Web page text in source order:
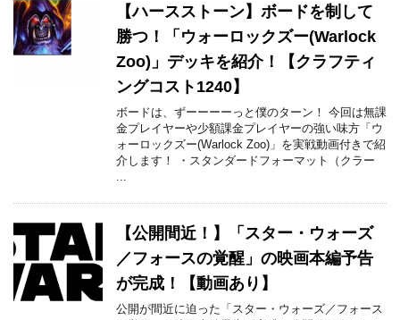
【ハースストーン】ボードを制して
勝つ！「ウォーロックズー(Warlock
Zoo)」デッキを紹介！【クラフティ
ングコスト1240】
ボードは、ずーーーーっと僕のターン！ 今回は無課
金プレイヤーや少額課金プレイヤーの強い味方「ウ
ォーロックズー(Warlock Zoo)」を実戦動画付きで紹
介します！ ・スタンダードフォーマット（クラー
...
【公開間近！】「スター・ウォーズ
／フォースの覚醒」の映画本編予告
が完成！【動画あり】
公開が間近に迫った「スター・ウォーズ／フォース